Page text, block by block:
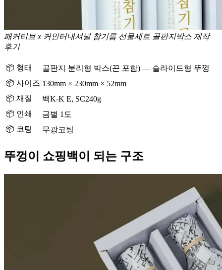
패커티브 x 커인터내셔널 참기름 선물세트 골판지박스 제작
후기
📦 형태
골판지 분리형 박스(끈 포함) — 슬라이드형 뚜껑
📦 사이즈 130mm × 230mm × 52mm
📦 재질
백K-K E, SC240g
📦 인쇄
금별 1도
📦 코팅
무광코팅
뚜껑이 쇼핑백이 되는 구조